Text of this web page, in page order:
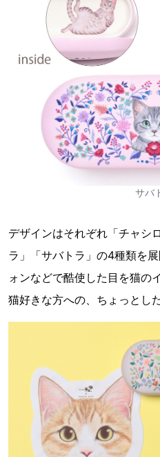
サバ
デザインはそれぞれ「チャシ
ラ」「サバトラ」の4種類を
ォンなどで酷使した目を猫の
猫好きな方への、ちょっとし